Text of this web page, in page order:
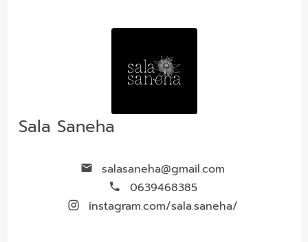
Sala Saneha
salasaneha@gmail.com
0639468385
instagram.com/sala.saneha/